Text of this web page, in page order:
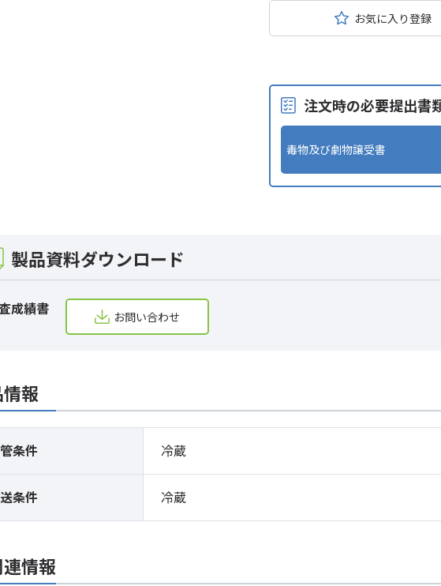
お気に入り登録
注文時の必要提出書
毒物及び劇物譲受書
製品資料ダウンロード
成績書 お問い合わせ
報
条件 冷蔵
条件 冷蔵
情報